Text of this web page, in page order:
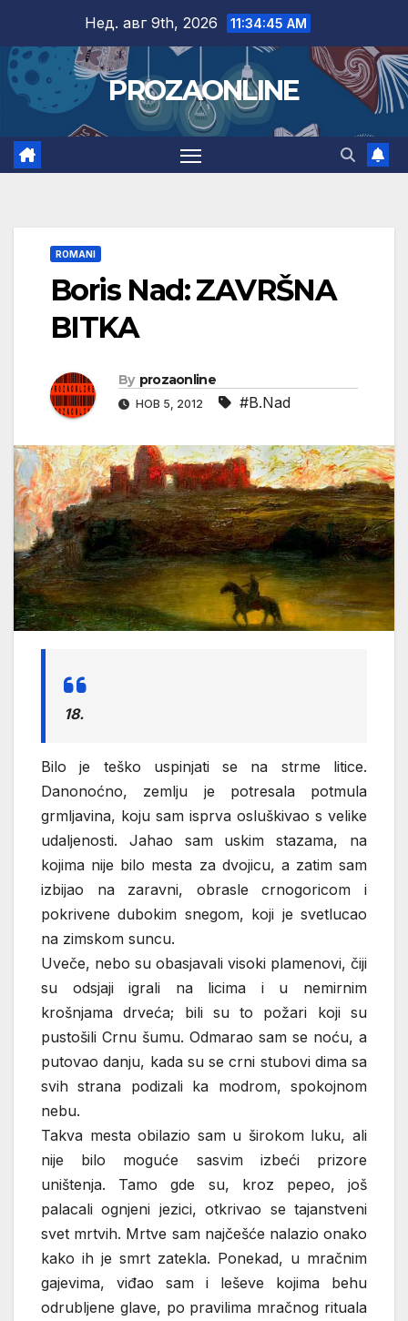
content
Нед. авг 9th, 2026 11:34:46 AM
PROZAONLINE
ROMANI
Boris Nad: ZAVRŠNA
BITKA
By prozaonline
НОВ 5, 2012 #B.Nad
18.
Bilo je teško uspinjati se na strme litice.
Danonoćno, zemlju je potresala potmula
grmljavina, koju sam isprva osluškivao s velike
udaljenosti. Jahao sam uskim stazama, na
kojima nije bilo mesta za dvojicu, a zatim sam
izbijao na zaravni, obrasle crnogoricom i
pokrivene dubokim snegom, koji je svetlucao
na zimskom suncu.
Uveče, nebo su obasjavali visoki plamenovi, čiji
su odsjaji igrali na licima i u nemirnim
krošnjama drveća; bili su to požari koji su
pustošili Crnu šumu. Odmarao sam se noću, a
putovao danju, kada su se crni stubovi dima sa
svih strana podizali ka modrom, spokojnom
nebu.
Takva mesta obilazio sam u širokom luku, ali
nije bilo moguće sasvim izbeći prizore
uništenja. Tamo gde su, kroz pepeo, još
palacali ognjeni jezici, otkrivao se tajanstveni
svet mrtvih. Mrtve sam najčešće nalazio onako
kako ih je smrt zatekla. Ponekad, u mračnim
gajevima, viđao sam i leševe kojima behu
odrubljene glave, po pravilima mračnog rituala